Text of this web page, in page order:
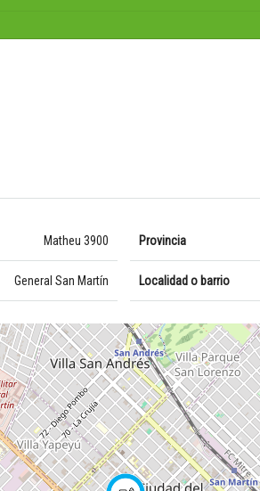
Matheu 3900
General San Martín
Provincia
Localidad o barrio